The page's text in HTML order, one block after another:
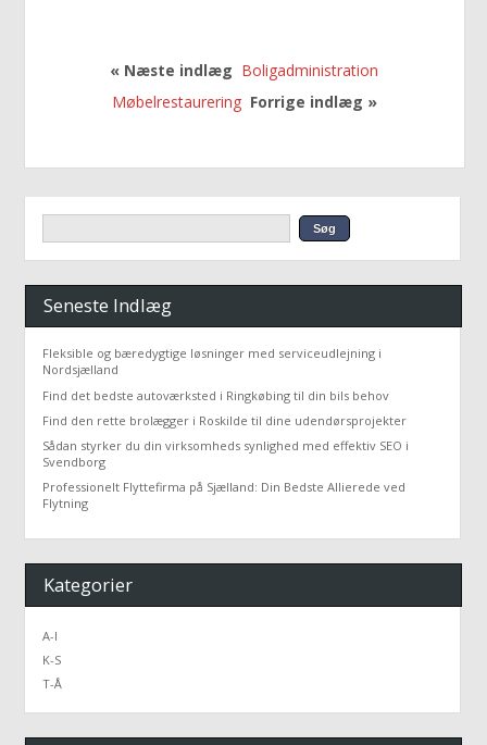
« Næste indlæg Boligadministration
MøbelrestaureringForrige indlæg »
Seneste Indlæg
Fleksible og bæredygtige løsninger med serviceudlejning i
Nordsjælland
Find det bedste autoværksted i Ringkøbing til din bils behov
Find den rette brolægger i Roskilde til dine udendørsprojekter
Sådan styrker du din virksomheds synlighed med effektiv SEO i
Svendborg
Professionelt Flyttefirma på Sjælland: Din Bedste Allierede ved
Flytning
Kategorier
A-I
K-S
T-Å